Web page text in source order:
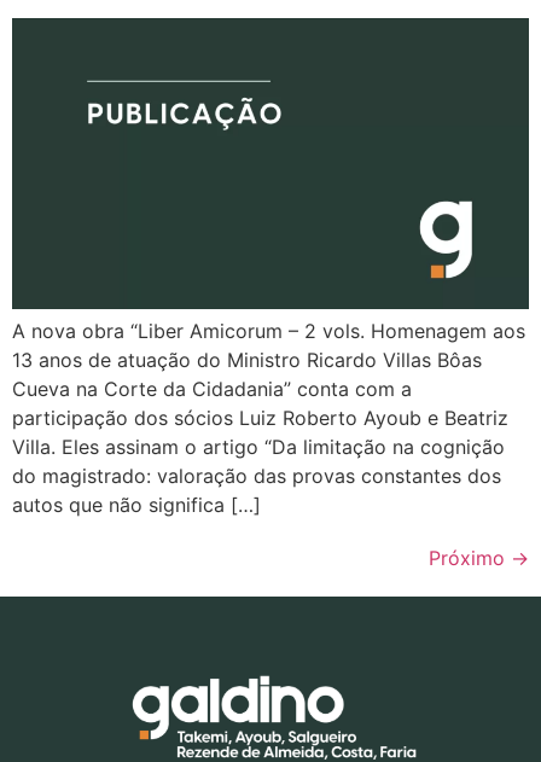
A nova obra “Liber Amicorum – 2 vols. Homenagem aos
13 anos de atuação do Ministro Ricardo Villas Bôas
Cueva na Corte da Cidadania” conta com a
participação dos sócios Luiz Roberto Ayoub e Beatriz
Villa. Eles assinam o artigo “Da limitação na cognição
do magistrado: valoração das provas constantes dos
autos que não significa […]
Próximo →